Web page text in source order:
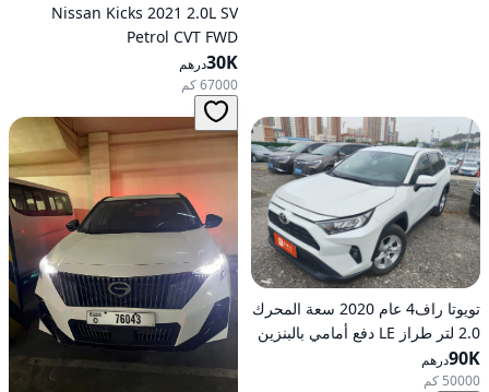
Nissan Kicks 2021 2.0L SV
Petrol CVT FWD
30Kدرهم
67000 كم
تويوتا راف4 عام 2020 سعة المحرك
2.0 لتر طراز LE دفع أمامي بالبنزين
أوتوماتيكي
90Kدرهم
50000 كم